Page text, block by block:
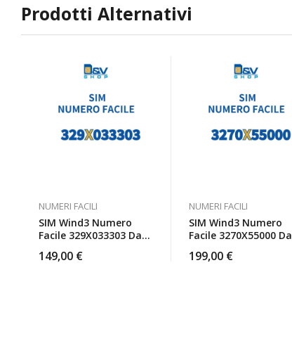
Prodotti Alternativi
NUMERI FACILI
SIM Wind3 Numero
Facile 329X033303 Da
149,00 €
NUMERI FACILI
SIM Wind3 Numero
Facile 3270X55000 Da
199,00 €